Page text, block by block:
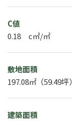
C値
0.18 c㎡/㎡
敷地面積
197.08㎡（59.49坪）
建築面積